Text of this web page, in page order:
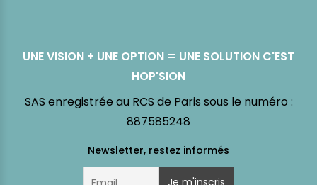
UNE VISION + UNE OPTION = UNE SOLUTION C'EST
HOP'SION
SAS enregistrée au RCS de Paris sous le numéro :
887585248